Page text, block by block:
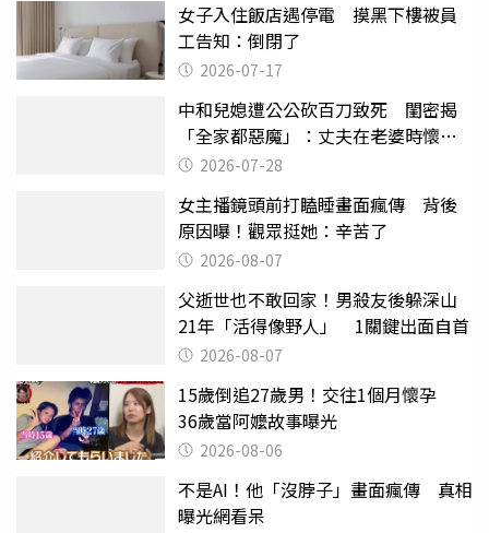
女子入住飯店遇停電 摸黑下樓被員
工告知：倒閉了
2026-07-17
中和兒媳遭公公砍百刀致死 閨密揭
「全家都惡魔」：丈夫在老婆時懷孕
摔東西
2026-07-28
女主播鏡頭前打瞌睡畫面瘋傳 背後
原因曝！觀眾挺她：辛苦了
2026-08-07
父逝世也不敢回家！男殺友後躲深山
21年「活得像野人」 1關鍵出面自首
2026-08-07
15歲倒追27歲男！交往1個月懷孕
36歲當阿嬤故事曝光
2026-08-06
不是AI！他「沒脖子」畫面瘋傳 真相
曝光網看呆